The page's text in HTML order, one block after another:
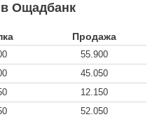
Ощадбанк
Продажа
55.900
45.050
12.150
52.050